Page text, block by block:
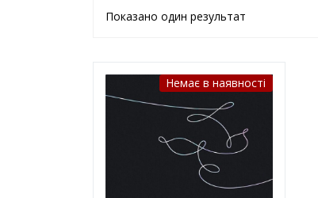
Показано один результат
Немає в наявності